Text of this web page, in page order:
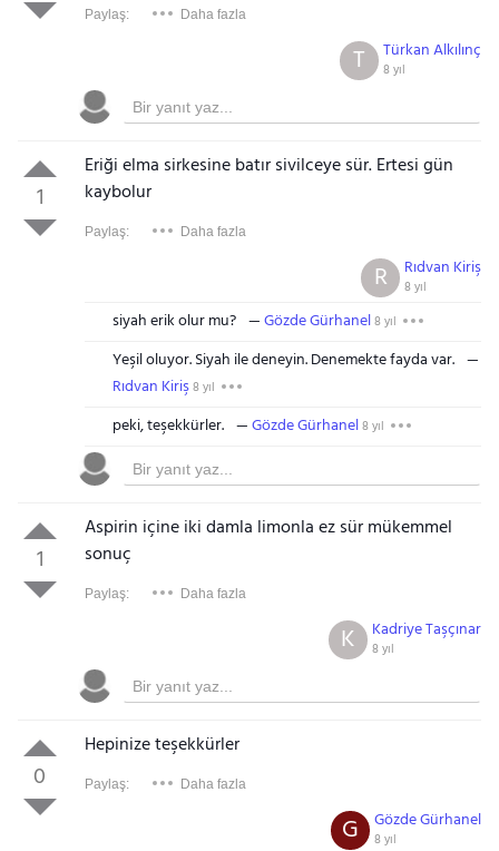
Paylaş: Daha fazla
Türkan Alkılınç
8 yıl
T
1
Eriği elma sirkesine batır sivilceye sür. Ertesi gün
kaybolur
Paylaş: Daha fazla
Rıdvan Kiriş
8 yıl
R
siyah erik olur mu? Gözde Gürhanel8 yıl
Yeşil oluyor. Siyah ile deneyin. Denemekte fayda var.
Rıdvan Kiriş8 yıl
peki, teşekkürler. Gözde Gürhanel8 yıl
1
Aspirin içine iki damla limonla ez sür mükemmel
sonuç
Paylaş: Daha fazla
Kadriye Taşçınar
8 yıl
K
0
Hepinize teşekkürler
Paylaş: Daha fazla
Gözde Gürhanel
8 yıl
G